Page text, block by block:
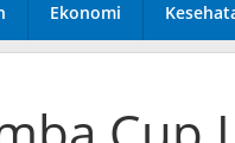
Ekonomi